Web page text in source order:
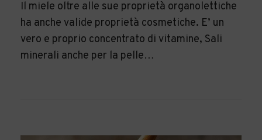
Il miele oltre alle sue proprietà organolettiche
ha anche valide proprietà cosmetiche. E’ un
vero e proprio concentrato di vitamine, Sali
minerali anche per la pelle…